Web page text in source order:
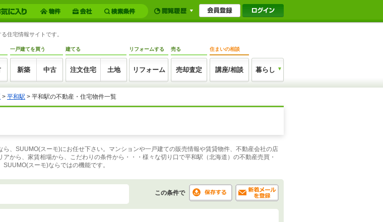
住宅情報サイトです。
一戸建てを買う
新築 中古
建てる
注文住宅 土地
リフォームする
リフォーム
売る
売却査定
住まいの相談
講座/相談 暮らし
> 平和駅 > 平和駅の不動産・住宅物件一覧
、SUUMO(スーモ)にお任せ下さい。マンションや一戸建ての販売情報や賃貸物件、不動産会社の店
から、家賃相場から、こだわりの条件から・・・様々な切り口で平和駅（北海道）の不動産売買・
スーモ)ならではの機能です。
この条件で